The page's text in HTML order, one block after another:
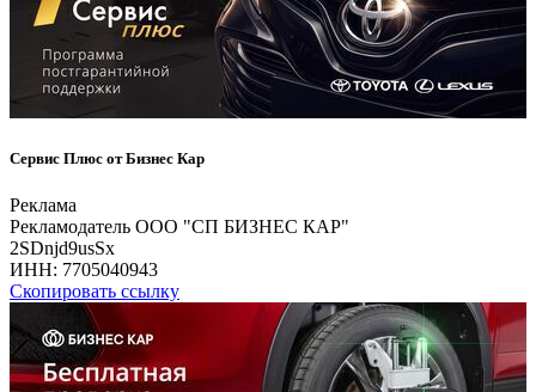
Сервис Плюс от Бизнес Кар
Реклама
Рекламодатель ООО "СП БИЗНЕС КАР"
2SDnjd9usSx
ИНН: 7705040943
Скопировать ссылку